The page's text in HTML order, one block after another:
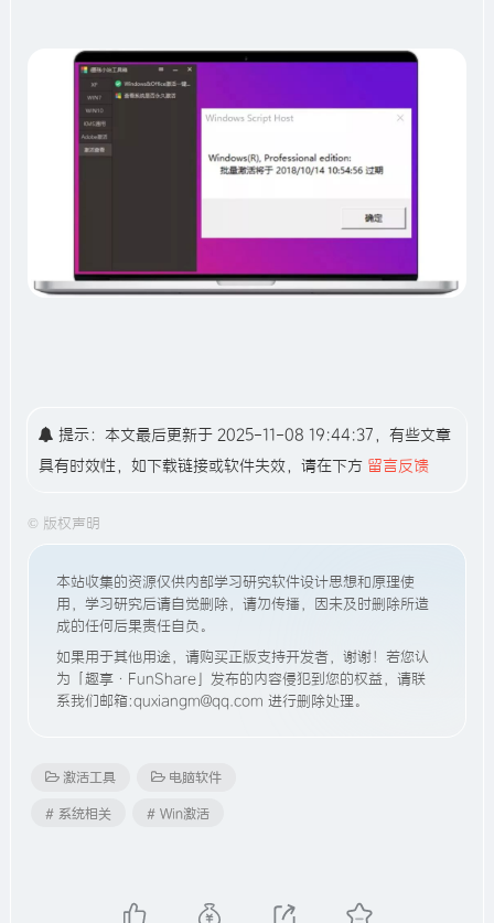
提示：本文最后更新于 2025-11-08 19:44:37，有些文章
具有时效性，如下载链接或软件失效，请在下方 留言反馈
© 版权声明
本站收集的资源仅供内部学习研究软件设计思想和原理使
用，学习研究后请自觉删除，请勿传播，因未及时删除所造
成的任何后果责任自负。
如果用于其他用途，请购买正版支持开发者，谢谢！若您认
为「趣享·FunShare」发布的内容侵犯到您的权益，请联
系我们邮箱:quxiangm@qq.com 进行删除处理。
激活工具 电脑软件
# 系统相关 # Win激活